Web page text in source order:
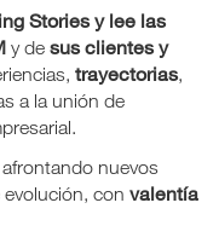
Stories y lee las
y de sus clientes y
trayectorias,
a la unión de
nuevos
con valentía